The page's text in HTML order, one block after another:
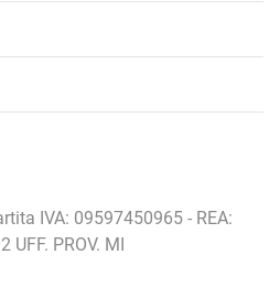
IVA: 09597450965 - REA:
UFF. PROV. MI